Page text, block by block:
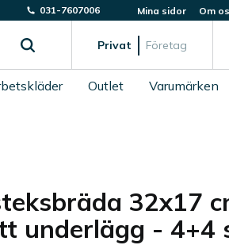
031-7607006 Mina sidor Om
Privat Företag
Outlet Varumärken
32x17
underlägg - 4+4